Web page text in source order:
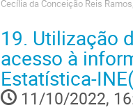
Cecília da Conceição Reis
to
page
19. Utilização
acesso à
Estatística-
11/10/2022,